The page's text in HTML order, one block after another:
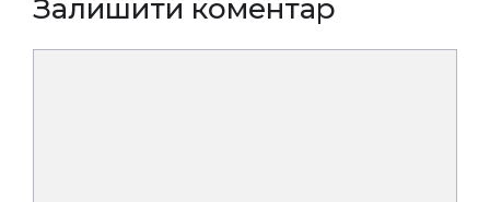
Залишити коментар